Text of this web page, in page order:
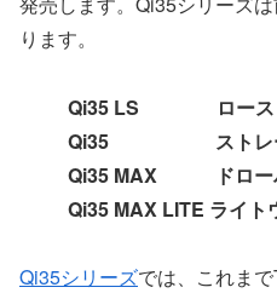
ります。
Qi35 LS ロース
Qi35 ストレー
Qi35 MAX ドロー
Qi35 MAX LITE ライト
Qi35シリーズでは、これま